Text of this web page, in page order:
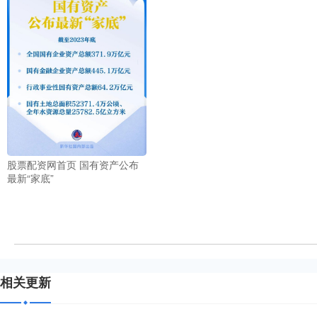
股票配资网首页 国有资产公布
最新“家底”
相关更新